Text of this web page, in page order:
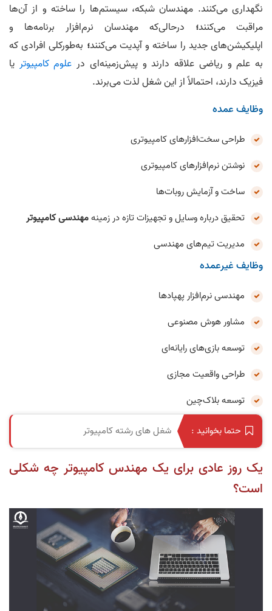
نگهداری می‌کنند. مهندسان شبکه، سیستم‌ها را ساخته و از آن‌ها
مراقبت می‌کنند؛ درحالی‌که مهندسان نرم‌افزار برنامه‌ها و
اپلیکیشن‌های جدید را ساخته و آپدیت می‌کنند؛ به‌طورکلی افرادی که
به علم و ریاضی علاقه دارند و پیش‌زمینه‌ای در علوم کامپیوتر یا
فیزیک دارند، احتمالاً از این شغل لذت می‌برند.
وظایف عمده
طراحی سخت‌افزارهای کامپیوتری
نوشتن نرم‌افزارهای کامپیوتری
ساخت و آزمایش روبات‌ها
تحقیق درباره وسایل و تجهیزات تازه در زمینهمهندسی کامپیوتر
مدیریت تیم‌های مهندسی
وظایف غیرعمده
مهندسی نرم‌افزار پهپادها
مشاور هوش مصنوعی
توسعه بازی‌های رایانه‌ای
طراحی واقعیت مجازی
توسعه بلاک‌چین
حتما بخوانید : شغل های رشته کامپیوتر
یک روز عادی برای یک مهندس کامپیوتر چه شکلی
است؟